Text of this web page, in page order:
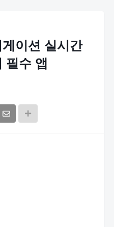
이션 실시간
필수 앱